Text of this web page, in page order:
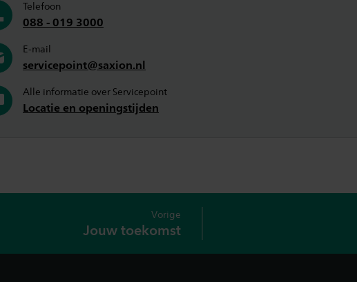
Telefoon
088 - 019 3000
E-mail
servicepoint@saxion.nl
Alle informatie over Servicepoint
Locatie en openingstijden
Vorige
Jouw toekomst